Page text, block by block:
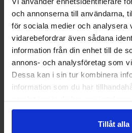
och annonserna till användarna,
för sociala medier och analysera
vidarebefordrar även sådana
information från din enhet till de
annons- och analysföretag som
Dessa kan i sin tur kombinera
information som du har
Tillåt alla
Andra